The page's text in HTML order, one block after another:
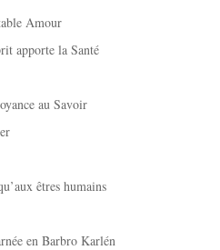
Amour
apporte la Santé
au Savoir
êtres humains
en Barbro Karlén